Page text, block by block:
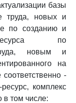
базы
труда, новых и
по созданию и
ресурса по
новым и
на
-
комплекс
в том числе: